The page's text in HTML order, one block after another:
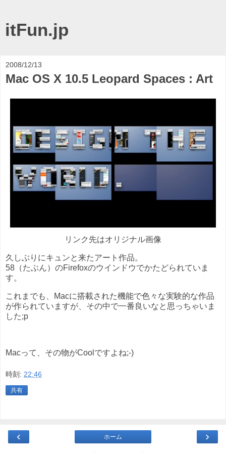
itFun.jp
2008/12/13
Mac OS X 10.5 Leopard Spaces : Art
リンク先はオリジナル画像
久しぶりにキュンと来たアート作品。
58（たぶん）のFirefoxのウインドウでかたどられていま
す。
これまでも、Macに搭載された機能で色々な実験的な作品
が作られていますが、その中で一番良いなと思っちゃいま
した;p
Macって、その物がCoolですよね;-)
時刻: 22:46
共有
‹ ›
ホーム